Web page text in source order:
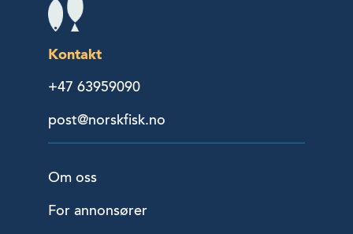
Kontakt
+47 63959090
post@norskfisk.no
Om oss
For annonsører